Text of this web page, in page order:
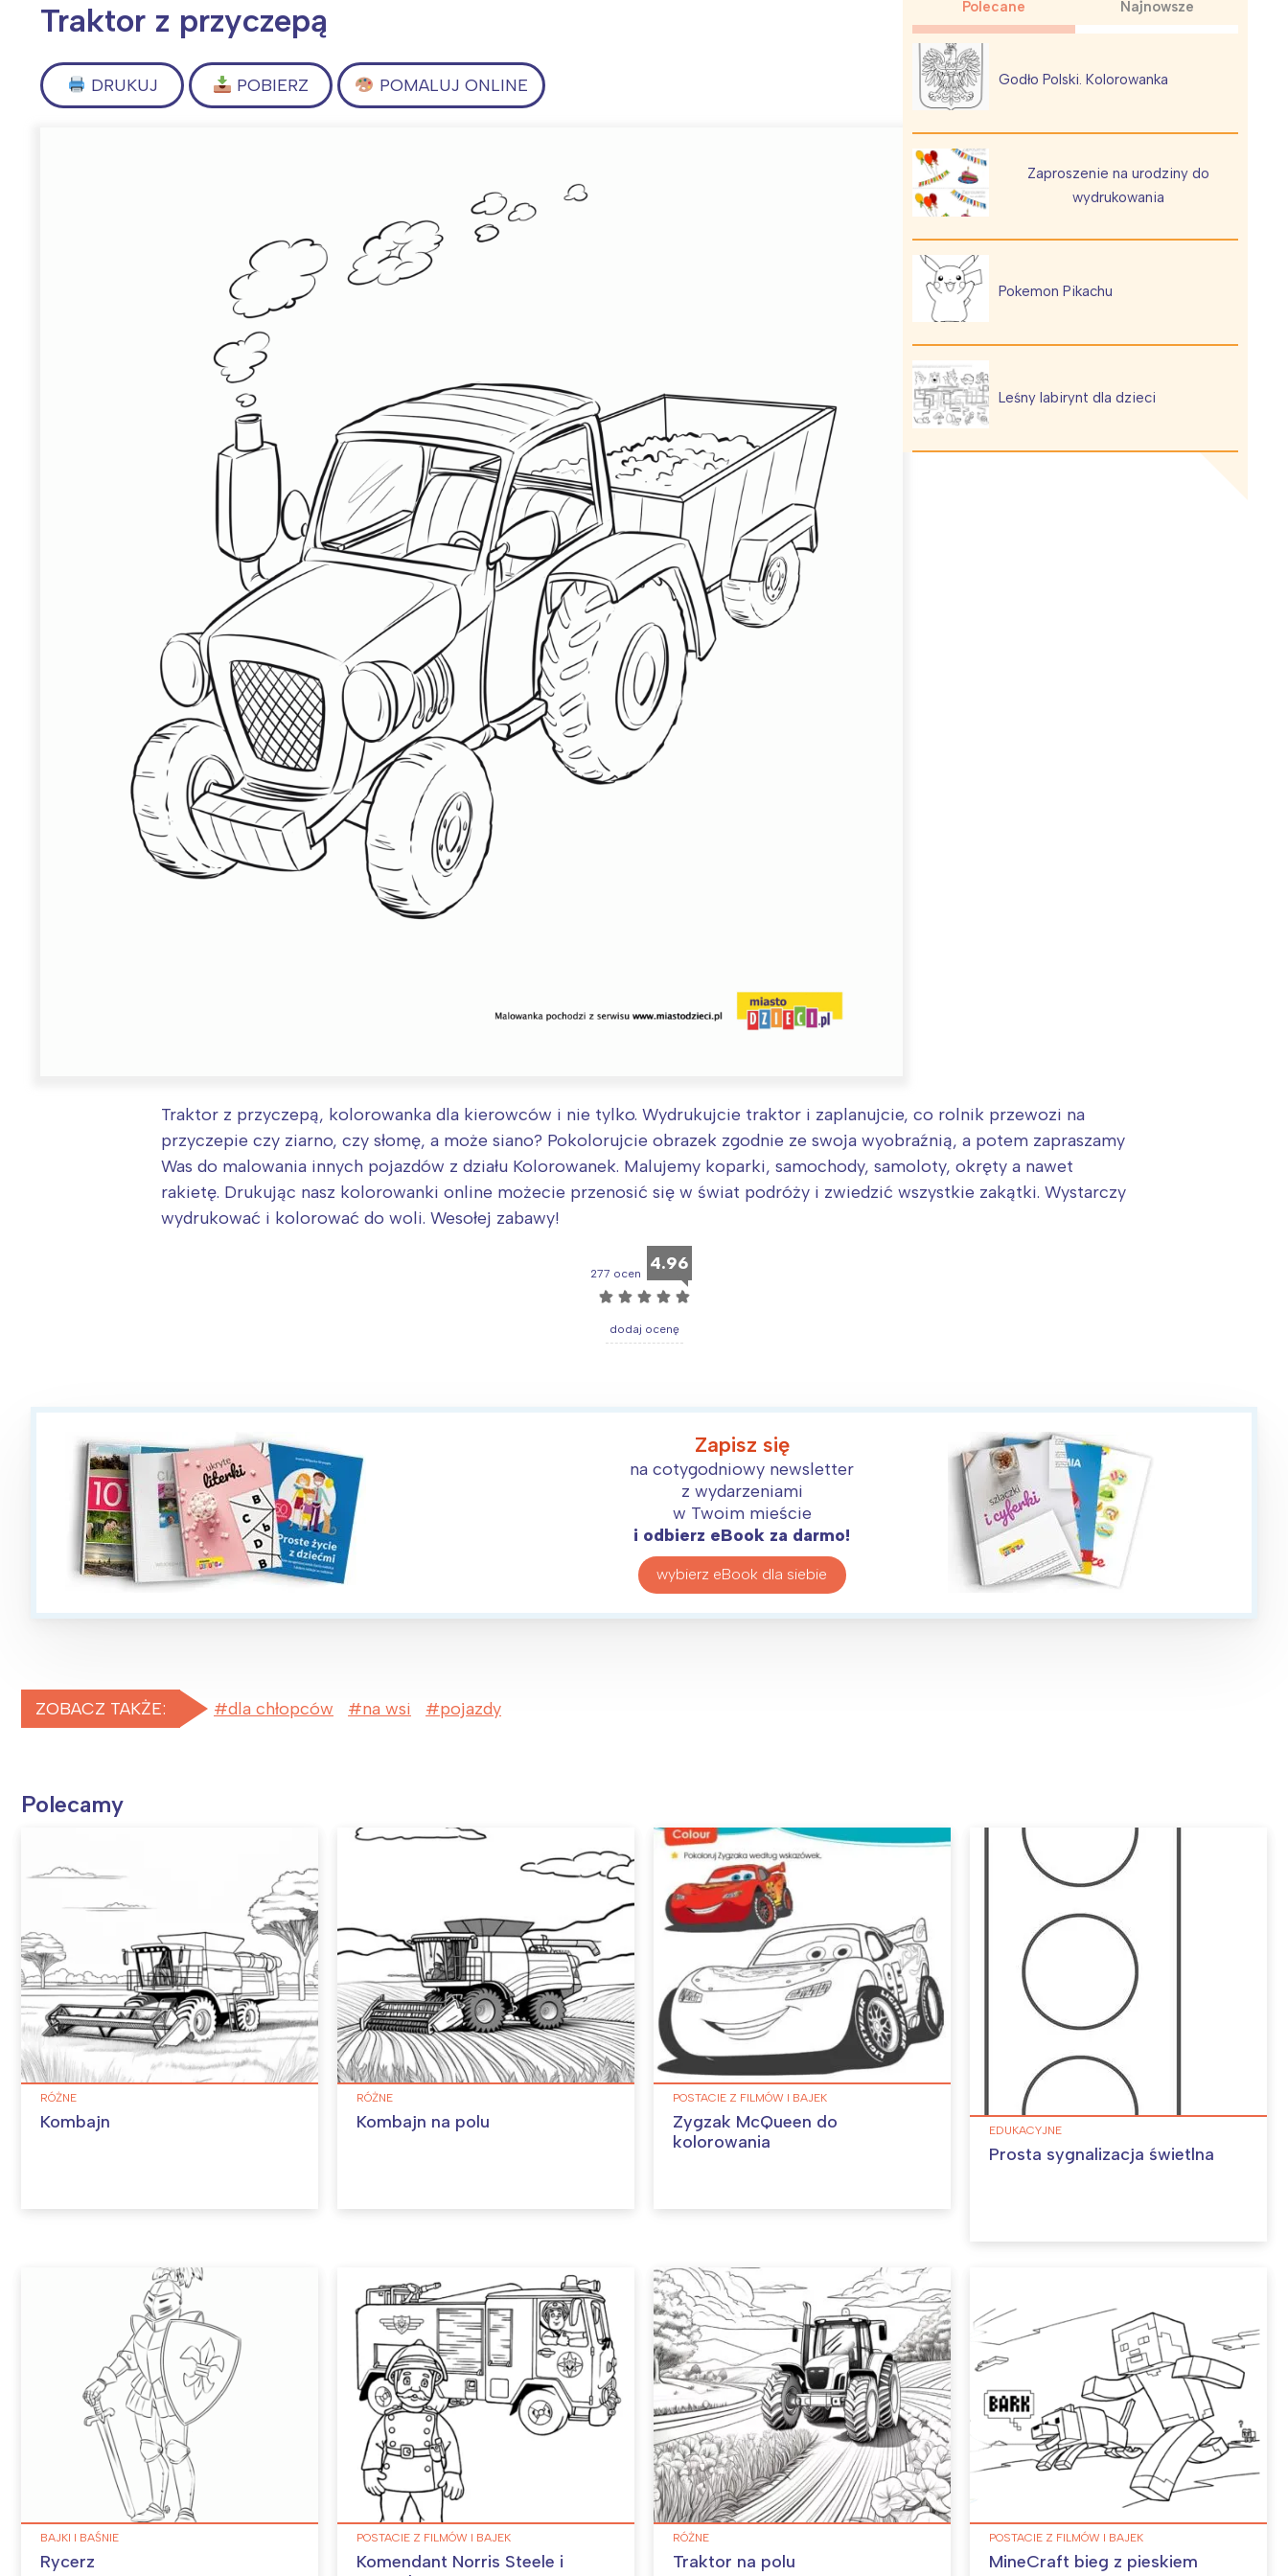
Traktor z przyczepą
DRUKUJ POBIERZ POMALUJ ONLINE
Polecane Najnowsze
Godło Polski. Kolorowanka
Zaproszenie na urodziny do
wydrukowania
Pokemon Pikachu
Leśny labirynt dla dzieci
Traktor z przyczepą, kolorowanka dla kierowców i nie tylko. Wydrukujcie traktor i zaplanujcie, co rolnik przewozi na
przyczepie czy ziarno, czy słomę, a może siano? Pokolorujcie obrazek zgodnie ze swoja wyobraźnią, a potem zapraszamy
Was do malowania innych pojazdów z działu Kolorowanek. Malujemy koparki, samochody, samoloty, okręty a nawet
rakietę. Drukując nasz kolorowanki online możecie przenosić się w świat podróży i zwiedzić wszystkie zakątki. Wystarczy
wydrukować i kolorować do woli. Wesołej zabawy!
277 ocen 4.96
☆ ☆ ☆ ☆ ☆
dodaj ocenę
Zapisz się
na cotygodniowy newsletter
z wydarzeniami
w Twoim mieście
i odbierz eBook za darmo!
wybierz eBook dla siebie
ZOBACZ TAKŻE: dla chłopców na wsi pojazdy
Polecamy
RÓŻNE
Kombajn
RÓŻNE
Kombajn na polu
POSTACIE Z FILMÓW I BAJEK
Zygzak McQueen do
kolorowania
EDUKACYJNE
Prosta sygnalizacja świetlna
BAJKI I BAŚNIE
Rycerz
POSTACIE Z FILMÓW I BAJEK
Komendant Norris Steele i
RÓŻNE
Traktor na polu
POSTACIE Z FILMÓW I BAJEK
MineCraft bieg z pieskiem
Interesują mnie wydarzenia z tego regionu:
Warszawa
Kraków
Południe
Północ
Wszystkie